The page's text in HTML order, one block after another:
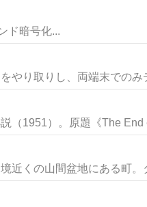
ド暗号化...
やり取りし、両端末での
（1951）。原題《The End
近くの山間盆地にある町